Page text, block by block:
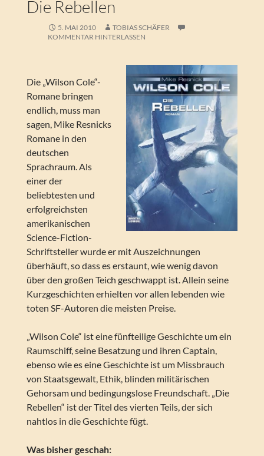
Die Rebellen
5. MAI 2010
TOBIAS SCHÄFER
KOMMENTAR HINTERLASSEN
Die „Wilson Cole“-
Romane bringen
endlich, muss man
sagen, Mike Resnicks
Romane in den
deutschen
Sprachraum. Als
einer der
beliebtesten und
erfolgreichsten
amerikanischen
Science-Fiction-
Schriftsteller wurde er mit Auszeichnungen
überhäuft, so dass es erstaunt, wie wenig davon
über den großen Teich geschwappt ist. Allein seine
Kurzgeschichten erhielten vor allen lebenden wie
toten SF-Autoren die meisten Preise.
„Wilson Cole“ ist eine fünfteilige Geschichte um ein
Raumschiff, seine Besatzung und ihren Captain,
ebenso wie es eine Geschichte ist um Missbrauch
von Staatsgewalt, Ethik, blinden militärischen
Gehorsam und bedingungslose Freundschaft. „Die
Rebellen“ ist der Titel des vierten Teils, der sich
nahtlos in die Geschichte fügt.
Was bisher geschah: